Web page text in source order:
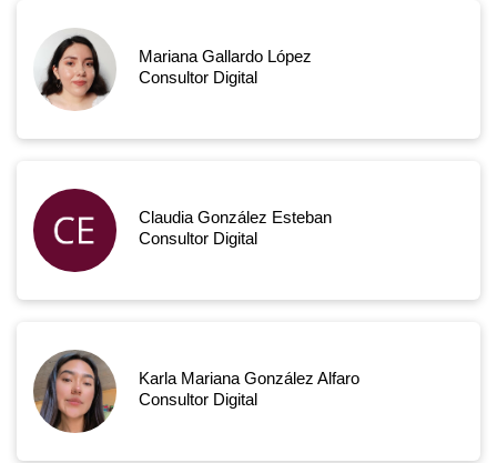
Mariana Gallardo López
Consultor Digital
Claudia González Esteban
Consultor Digital
Karla Mariana González Alfaro
Consultor Digital